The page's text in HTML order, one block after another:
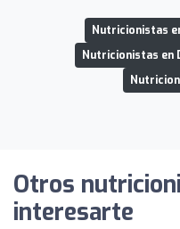
Nutricionistas
Nutricionistas en
Otros
interesarte